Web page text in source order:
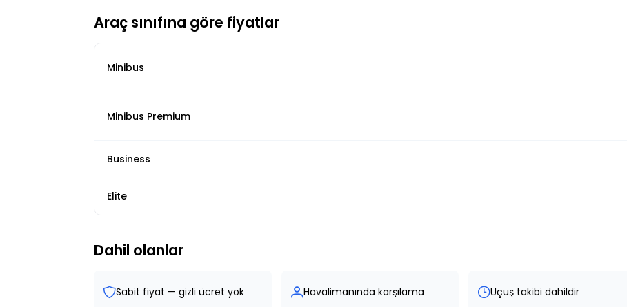
Araç sınıfına göre fiyatlar
Minibus
Minibus Premium
Business
Elite
Dahil olanlar
Sabit fiyat — gizli ücret yok Havalimanında karşılama Uçuş takibi dahildir